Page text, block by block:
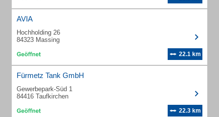
AVIA
Hochholding 26
84323 Massing
22.1 km
Fürmetz Tank GmbH
Gewerbepark-Süd 1
84416 Taufkirchen
22.3 km